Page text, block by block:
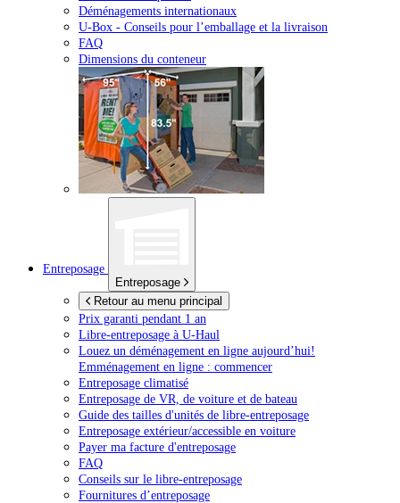
Déménagements internationaux
U-Box - Conseils pour l’emballage et la livraison
FAQ
Dimensions du conteneur
Entreposage
Entreposage
Retour au menu principal
Prix garanti pendant 1 an
Libre-entreposage à U-Haul
Louez un déménagement en ligne aujourd’hui!
Emménagement en ligne : commencer
Entreposage climatisé
Entreposage de VR, de voiture et de bateau
Guide des tailles d'unités de libre-entreposage
Entreposage extérieur/accessible en voiture
Payer ma facture d'entreposage
FAQ
Conseils sur le libre-entreposage
Fournitures d’entreposage